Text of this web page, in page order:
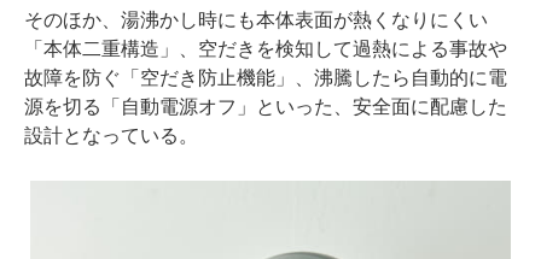
そのほか、湯沸かし時にも本体表面が熱くなりにくい
「本体二重構造」、空だきを検知して過熱による事故や
故障を防ぐ「空だき防止機能」、沸騰したら自動的に電
源を切る「自動電源オフ」といった、安全面に配慮した
設計となっている。